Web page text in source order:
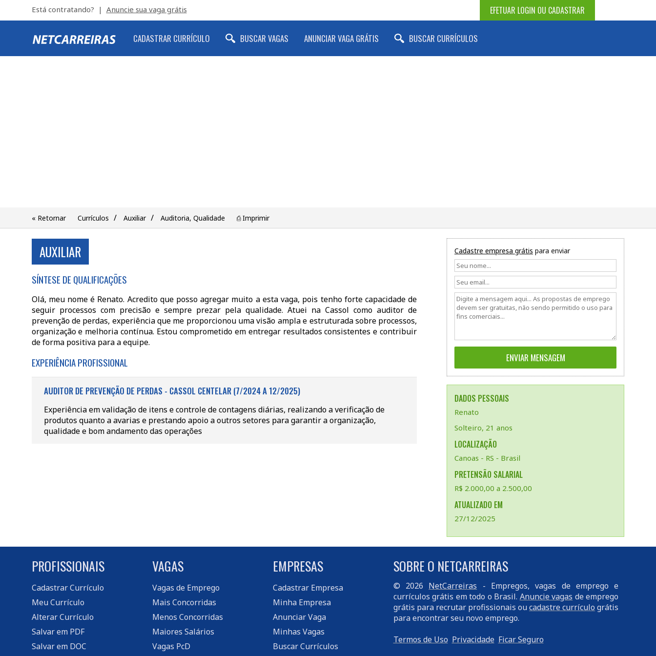
EFETUAR LOGIN OU CADASTRAR
Está contratando? | Anuncie sua vaga grátis
CADASTRAR CURRÍCULO BUSCAR VAGAS ANUNCIAR VAGA GRÁTIS BUSCAR CURRÍCULOS
« Retornar Currículos / Auxiliar / Auditoria, Qualidade ⎙ Imprimir
Cadastre empresa grátis para enviar
DADOS PESSOAIS
Renato
Solteiro, 21 anos
LOCALIZAÇÃO
Canoas - RS - Brasil
PRETENSÃO SALARIAL
R$ 2.000,00 a 2.500,00
ATUALIZADO EM
27/12/2025
AUXILIAR
SÍNTESE DE QUALIFICAÇÕES
Olá, meu nome é Renato. Acredito que posso agregar muito a esta vaga, pois tenho forte capacidade de
seguir processos com precisão e sempre prezar pela qualidade. Atuei na Cassol como auditor de
prevenção de perdas, experiência que me proporcionou uma visão ampla e estruturada sobre processos,
organização e melhoria contínua. Estou comprometido em entregar resultados consistentes e contribuir
de forma positiva para a equipe.
EXPERIÊNCIA PROFISSIONAL
AUDITOR DE PREVENÇÃO DE PERDAS - CASSOL CENTELAR (7/2024 A 12/2025)
Experiência em validação de itens e controle de contagens diárias, realizando a verificação de
produtos quanto a avarias e prestando apoio a outros setores para garantir a organização,
qualidade e bom andamento das operações
PROFISSIONAIS
Cadastrar Currículo
Meu Currículo
Alterar Currículo
Salvar em PDF
Salvar em DOC
VAGAS
Vagas de Emprego
Mais Concorridas
Menos Concorridas
Maiores Salários
Vagas PcD
EMPRESAS
Cadastrar Empresa
Minha Empresa
Anunciar Vaga
Minhas Vagas
Buscar Currículos
SOBRE O NETCARREIRAS
© 2026 NetCarreiras - Empregos, vagas de emprego e
currículos grátis em todo o Brasil. Anuncie vagas de emprego
grátis para recrutar profissionais oucadastre currículo grátis
para encontrar seu novo emprego.
Termos de Uso Privacidade Ficar Seguro